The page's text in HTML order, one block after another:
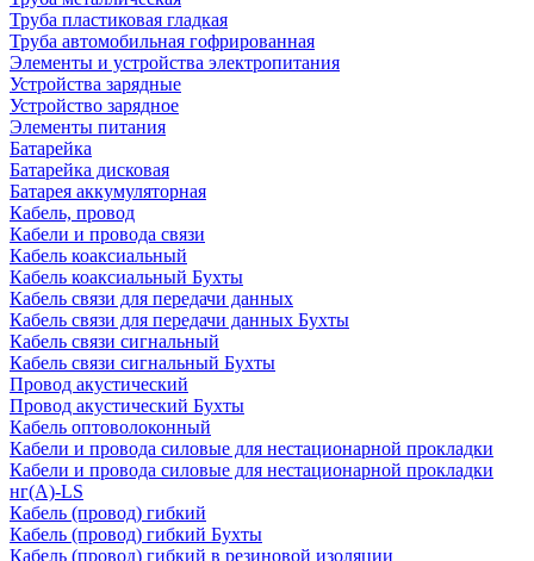
Труба пластиковая гладкая
Труба автомобильная гофрированная
Элементы и устройства электропитания
Устройства зарядные
Устройство зарядное
Элементы питания
Батарейка
Батарейка дисковая
Батарея аккумуляторная
Кабель, провод
Кабели и провода связи
Кабель коаксиальный
Кабель коаксиальный Бухты
Кабель связи для передачи данных
Кабель связи для передачи данных Бухты
Кабель связи сигнальный
Кабель связи сигнальный Бухты
Провод акустический
Провод акустический Бухты
Кабель оптоволоконный
Кабели и провода силовые для нестационарной прокладки
Кабели и провода силовые для нестационарной прокладки
нг(А)-LS
Кабель (провод) гибкий
Кабель (провод) гибкий Бухты
Кабель (провод) гибкий в резиновой изоляции